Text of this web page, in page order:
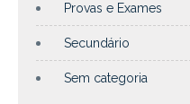
Provas e Exames
Secundário
Sem categoria